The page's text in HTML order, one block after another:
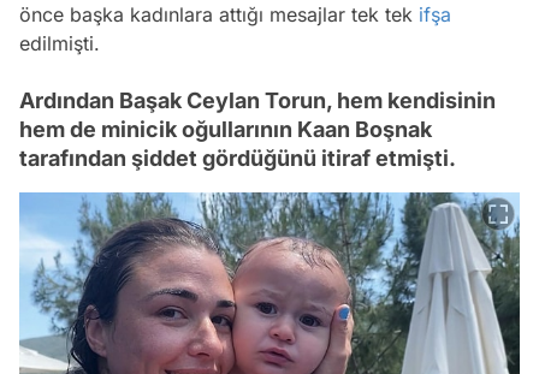
önce başka kadınlara attığı mesajlar tek tek ifşa
edilmişti.
Ardından Başak Ceylan Torun, hem kendisinin
hem de minicik oğullarının Kaan Boşnak
tarafından şiddet gördüğünü itiraf etmişti.